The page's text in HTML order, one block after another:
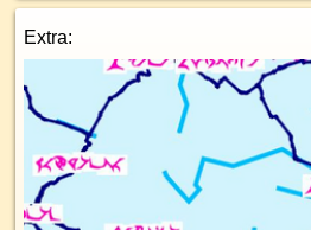
Extra: